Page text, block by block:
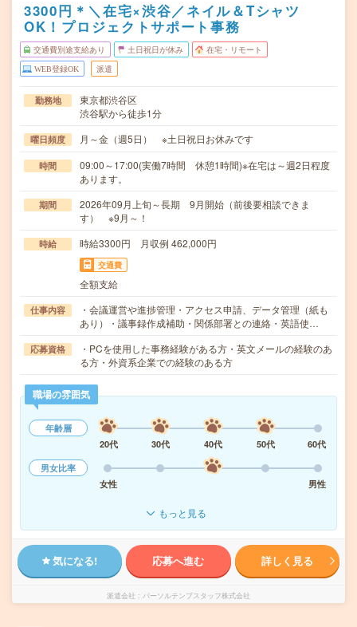
3300円＊＼在宅×渋谷／ネイル＆Tシャツ
OK！プロジェクトサポート事務
交通費別途支給あり 土日祝日が休み 在宅・リモート
WEB登録OK 派遣
勤務地
東京都渋谷区
渋谷駅から徒歩1分
曜日頻度 月～金（週5日） ※土日祝日お休みです
時間
09:00～17:00(実働7時間 休憩1時間)※在宅は～週2日程度
あります。
期間
2026年09月上旬～長期 9月開始（前後要相談できま
す） ※9月～！
時給 時給3300円 月収例 462,000円
交通費
全額支給
仕事内容
・会議運営や進捗管理・アクセス申請、データ管理（紙も
あり）・議事録作成補助・関係部署との連絡・英語使…
応募資格
・PCを使用した事務経験がある方・英文メールの経験のあ
る方・外資系企業での経験のある方
職場の雰囲気
年齢層
20代
30代 40代 50代
60代
男女比率
女性
男性
もっと見る
気になる! 応募へ進む 詳しく見る
派遣会社 パーソルテンプスタッフ株式会社